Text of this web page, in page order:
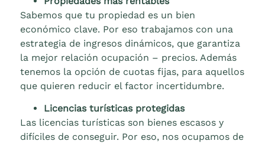
Sabemos que tu propiedad es un bien
económico clave. Por eso trabajamos con una
estrategia de ingresos dinámicos, que garantiza
la mejor relación ocupación – precios. Además
tenemos la opción de cuotas fijas, para aquellos
que quieren reducir el factor incertidumbre.
Licencias turísticas protegidas
Las licencias turísticas son bienes escasos y
difíciles de conseguir. Por eso, nos ocupamos de